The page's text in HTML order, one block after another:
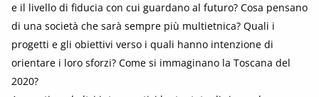
e il livello di fiducia con cui guardano al futuro? Cosa pensano
di una società che sarà sempre più multietnica? Quali i
progetti e gli obiettivi verso i quali hanno intenzione di
orientare i loro sforzi? Come si immaginano la Toscana del
2020?